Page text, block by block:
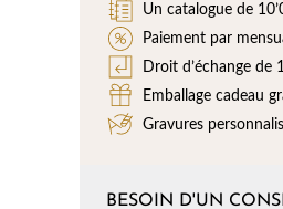
Un catalogue de
Paiement par
Droit d’échange de
Emballage cadeau
Gravures
BESOIN D'UN